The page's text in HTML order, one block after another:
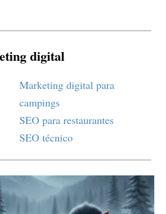
digital
Marketing digital para
campings
SEO para restaurantes
SEO técnico